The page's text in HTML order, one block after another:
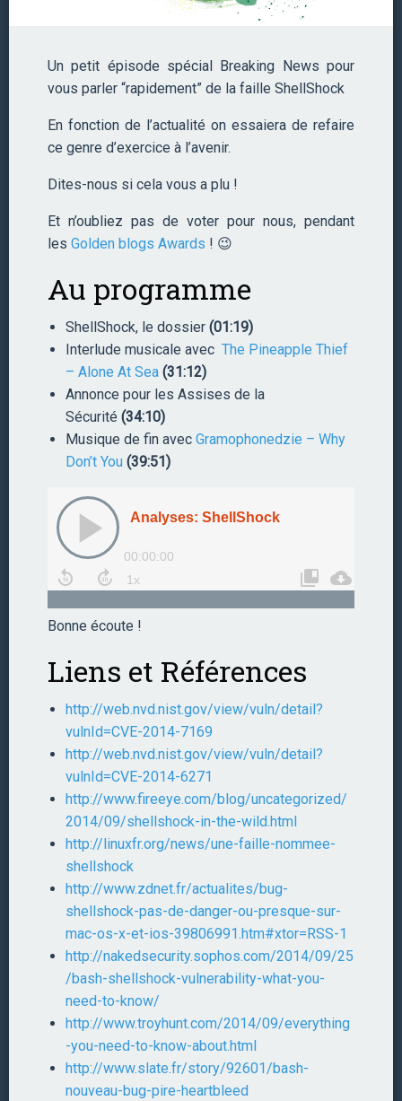
Un petit épisode spécial Breaking News pour
vous parler “rapidement” de la faille ShellShock
En fonction de l’actualité on essaiera de refaire
ce genre d’exercice à l’avenir.
Dites-nous si cela vous a plu !
Et n’oubliez pas de voter pour nous, pendant
les Golden blogs Awards ! 😉
Au programme
ShellShock, le dossier (01:19)
Interlude musicale avec The Pineapple Thief
– Alone At Sea (31:12)
Annonce pour les Assises de la
Sécurité (34:10)
Musique de fin avec Gramophonedzie – Why
Don’t You (39:51)
Bonne écoute !
Liens et Références
http://web.nvd.nist.gov/view/vuln/detail?
vulnId=CVE-2014-7169
http://web.nvd.nist.gov/view/vuln/detail?
vulnId=CVE-2014-6271
http://www.fireeye.com/blog/uncategorized/
2014/09/shellshock-in-the-wild.html
http://linuxfr.org/news/une-faille-nommee-
shellshock
http://www.zdnet.fr/actualites/bug-
shellshock-pas-de-danger-ou-presque-sur-
mac-os-x-et-ios-39806991.htm#xtor=RSS-1
http://nakedsecurity.sophos.com/2014/09/25
/bash-shellshock-vulnerability-what-you-
need-to-know/
http://www.troyhunt.com/2014/09/everything
-you-need-to-know-about.html
http://www.slate.fr/story/92601/bash-
nouveau-bug-pire-heartbleed